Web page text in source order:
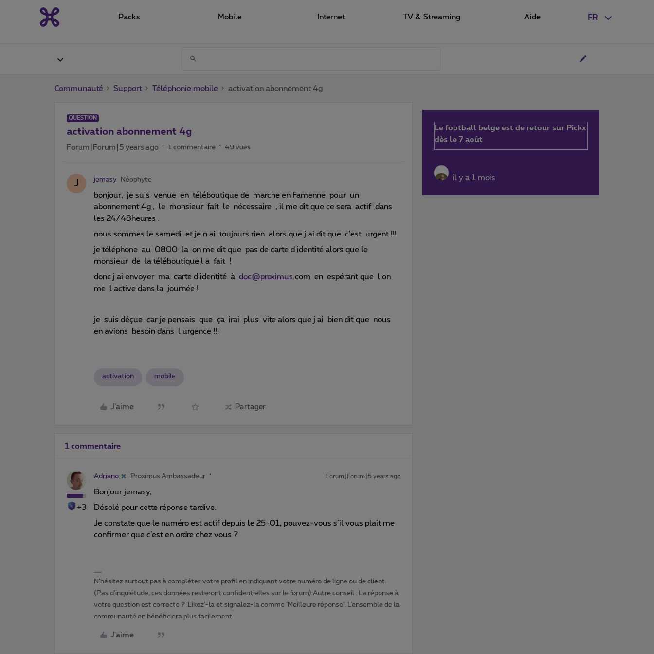
FR
Packs Mobile Internet TV & Streaming Aide
Communauté Support Téléphonie mobile activation abonnement 4g
QUESTION
activation abonnement 4g
Forum|Forum|5 years ago 1 commentaire 49 vues
J jemasy Néophyte
bonjour, je suis venue en téléboutique de marche en Famenne pour un
abonnement 4g , le monsieur fait le nécessaire , il me dit que ce sera actif dans
les 24/48heures .
nous sommes le samedi et je n ai toujours rien alors que j ai dit que c’est urgent !!!
je téléphone au 0800 la on me dit que pas de carte d identité alors que le
monsieur de la téléboutique l a fait !
donc j ai envoyer ma carte d identité à doc@proximus .com en espérant que l on
me l active dans la journée !
je suis déçue car je pensais que ça irai plus vite alors que j ai bien dit que nous
en avions besoin dans l urgence !!!
activation mobile
J'aime Partager
1 commentaire
+3
Adriano Proximus Ambassadeur Forum|Forum|5 years ago
Bonjour jemasy,
Désolé pour cette réponse tardive.
Je constate que le numéro est actif depuis le 25-01, pouvez-vous s’il vous plait me
confirmer que c’est en ordre chez vous ?
N'hésitez surtout pas à compléter votre profil en indiquant votre numéro de ligne ou de client.
(Pas d'inquiétude, ces données resteront confidentielles sur le forum) Autre conseil : La réponse à
votre question est correcte ? ‘Likez’-la et signalez-la comme ‘Meilleure réponse’. L’ensemble de la
communauté en bénéficiera plus facilement.
J'aime
Le football belge est de retour sur Pickx
dès le 7 août
il y a 1 mois